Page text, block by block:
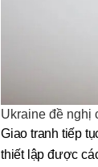
Ukraine đề nghị
Giao tranh tiếp
thiết lập được